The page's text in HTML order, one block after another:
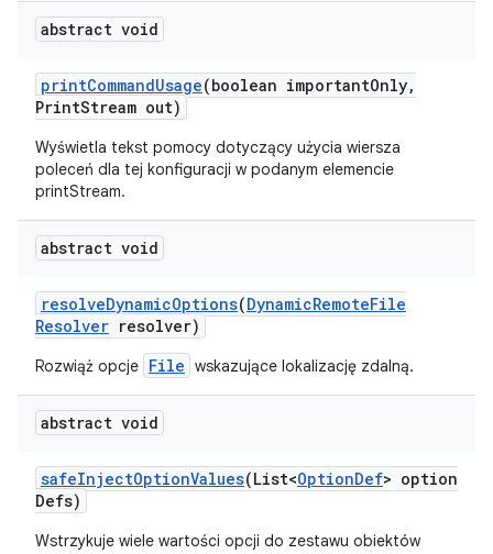
abstract void
printCommandUsage(boolean importantOnly,
PrintStream out)
Wyświetla tekst pomocy dotyczący użycia wiersza
poleceń dla tej konfiguracji w podanym elemencie
printStream.
abstract void
resolveDynamicOptions(DynamicRemoteFile
Resolver resolver)
Rozwiąż opcje File wskazujące lokalizację zdalną.
abstract void
safeInjectOptionValues(List<OptionDef> option
Defs)
Wstrzykuje wiele wartości opcji do zestawu obiektów